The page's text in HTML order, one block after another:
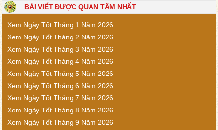
BÀI VIẾT ĐƯỢC QUAN TÂM NHẤT
Xem Ngày Tốt Tháng 1 Năm 2026
Xem Ngày Tốt Tháng 2 Năm 2026
Xem Ngày Tốt Tháng 3 Năm 2026
Xem Ngày Tốt Tháng 4 Năm 2026
Xem Ngày Tốt Tháng 5 Năm 2026
Xem Ngày Tốt Tháng 6 Năm 2026
Xem Ngày Tốt Tháng 7 Năm 2026
Xem Ngày Tốt Tháng 8 Năm 2026
Xem Ngày Tốt Tháng 9 Năm 2026